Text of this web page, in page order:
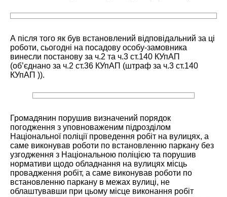
А після того як був встановлений відповідальний за ці
роботи, сьогодні на посадову особу-замовника
винесли постанову за ч.2 та ч.3 ст.140 КУпАП
(об’єднано за ч.2 ст.36 КУпАП (штраф за ч.3 ст.140
КУпАП )).
Громадянин порушив визначений порядок
погодження з уповноваженим підрозділом
Національної поліції проведення робіт на вулицях, а
саме виконував роботи по встановленню паркану без
узгодження з Національною поліцією та порушив
нормативи щодо обладнання на вулицях місць
провадження робіт, а саме виконував роботи по
встановленню паркану в межах вулиці, не
облаштувавши при цьому місце виконання робіт